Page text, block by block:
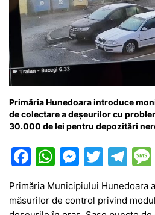
Primăria Hunedoara introduce
de colectare a deșeurilor cu
30.000 de lei pentru depozitări
F
a
c
W
at
M
e
s
T
itt
T
e
Primăria Municipiului Hunedoara
măsurilor de control privind